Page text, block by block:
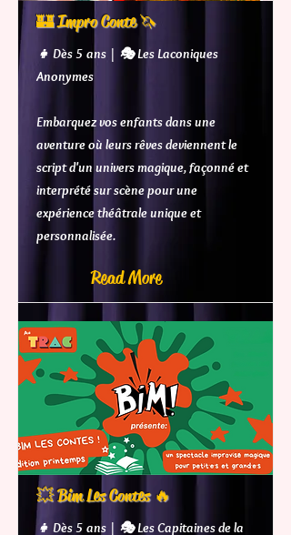
🏰 Impro Conte 🦄
👧 Dès 5 ans | 🎭 Les Laconiques
Anonymes
Embarquez vos enfants dans une
aventure où leurs rêves deviennent le
script d'un univers magique, façonné et
interprété sur scène pour une
expérience théâtrale unique et
personnalisée.
Read More
💥 Bim Les Contes 🔥
👧 Dès 5 ans | 🎭 Les Capitaines de la